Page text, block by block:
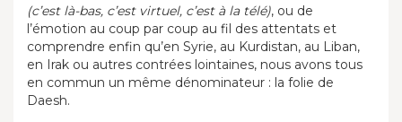
(c’est là-bas, c’est virtuel, c’est à la télé), ou de
l’émotion au coup par coup au fil des attentats et
comprendre enfin qu’en Syrie, au Kurdistan, au Liban,
en Irak ou autres contrées lointaines, nous avons tous
en commun un même dénominateur : la folie de
Daesh.